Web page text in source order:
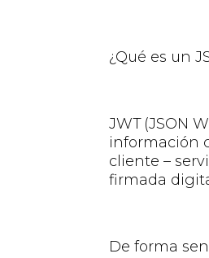
¿Qué es un
JWT (JSON
información
cliente –
firmada
De forma